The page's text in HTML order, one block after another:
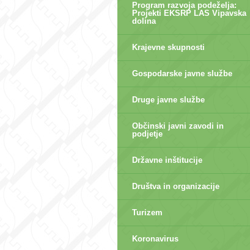
Program razvoja podeželja:
Projekti EKSRP LAS Vipavska
dolina
Krajevne skupnosti
Gospodarske javne službe
Druge javne službe
Občinski javni zavodi in
podjetje
Državne inštitucije
Društva in organizacije
Turizem
Koronavirus